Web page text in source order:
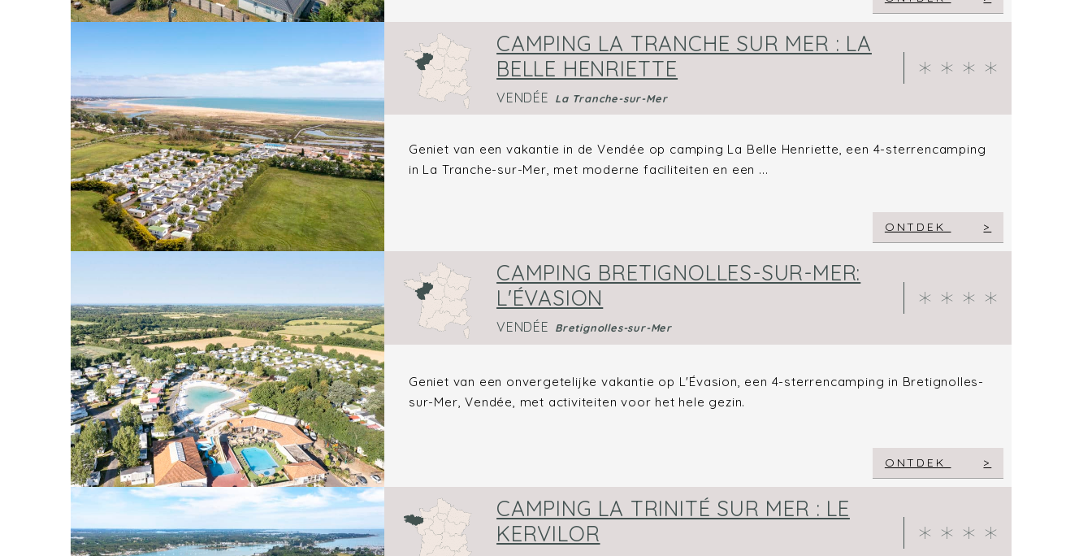
CAMPING LA TRANCHE SUR MER : LA
BELLE HENRIETTE
VENDÉE La Tranche-sur-Mer
Geniet van een vakantie in de Vendée op camping La Belle Henriette, een 4-sterrencamping
in La Tranche-sur-Mer, met moderne faciliteiten en een ...
ONTDEK
CAMPING BRETIGNOLLES-SUR-MER:
L'ÉVASION
VENDÉE Bretignolles-sur-Mer
Geniet van een onvergetelijke vakantie op L'Évasion, een 4-sterrencamping in Bretignolles-
sur-Mer, Vendée, met activiteiten voor het hele gezin.
ONTDEK
CAMPING LA TRINITÉ SUR MER : LE
KERVILOR